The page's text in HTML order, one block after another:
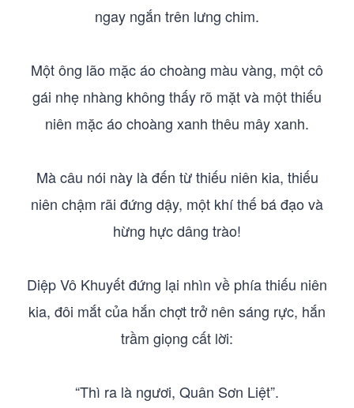
ngay ngắn trên lưng chim.
Một ông lão mặc áo choàng màu vàng, một cô
gái nhẹ nhàng không thấy rõ mặt và một thiếu
niên mặc áo choàng xanh thêu mây xanh.
Mà câu nói này là đến từ thiếu niên kia, thiếu
niên chậm rãi đứng dậy, một khí thế bá đạo và
hừng hực dâng trào!
Diệp Vô Khuyết đứng lại nhìn về phía thiếu niên
kia, đôi mắt của hắn chợt trở nên sáng rực, hắn
trầm giọng cất lời:
“Thì ra là ngươi, Quân Sơn Liệt”.